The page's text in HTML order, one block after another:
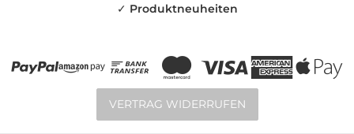
✓ Produktneuheiten
VERTRAG WIDERRUFEN